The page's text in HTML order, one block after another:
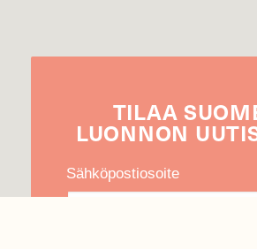
TILAA
LUONNON
Sähköpostiosoite